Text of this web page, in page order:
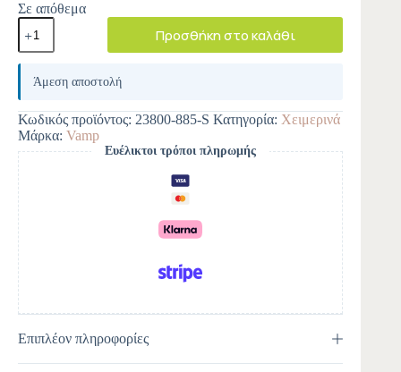
Σε απόθεμα
Προσθήκη στο καλάθι
A
e
r
n
a
t
i
v
e
:
Άμεση αποστολή
Κωδικός προϊόντος: 23800-885-S Κατηγορία: Χειμερινά
Μάρκα: Vamp
Ευέλικτοι τρόποι πληρωμής
Επιπλέον πληροφορίες